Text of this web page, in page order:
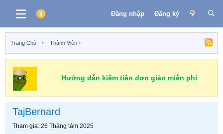
Đăng nhập Đăng ký
Trang Chủ Thành Viên
Hướng dẫn kiếm tiền đơn giản miễn phí
TajBernard
Tham gia 26 Tháng tám 2025